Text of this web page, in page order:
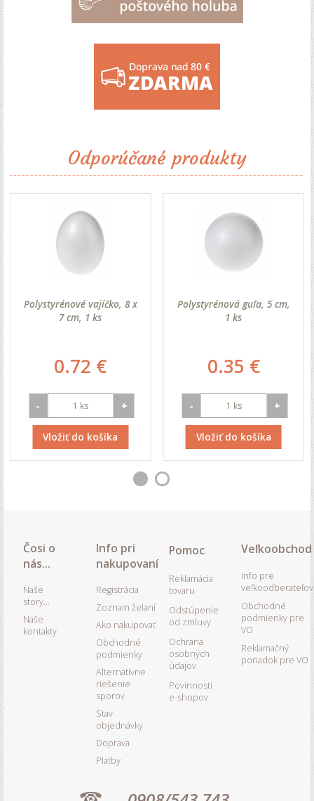
Odporúčané produkty
Polystyrénové vajíčko, 8 x
7 cm, 1 ks
0.72 €
- +
Vložiť do košíka
Polystyrénová guľa, 5 cm,
1 ks
0.35 €
- +
Vložiť do košíka
Čosi o
nás...
Naše
story...
Naše
kontakty
Info pri
nakupovaní
Registrácia
Zoznam želaní
Ako nakupovať
Obchodné
podmienky
Alternatívne
riešenie
sporov
Stav
objednávky
Doprava
Platby
Pomoc
Reklamácia
tovaru
Odstúpenie
od zmluvy
Ochrana
osobných
údajov
Povinnosti
e-shopov
Veľkoobchod
Info pre
veľkoodberateľov
Obchodné
podmienky pre
VO
Reklamačný
poriadok pre VO